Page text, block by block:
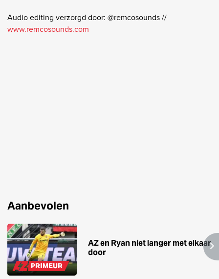
Audio editing verzorgd door: @remcosounds //
www.remcosounds.com
Aanbevolen
AZ en Ryan niet langer met elkaar
door
PRIMEUR